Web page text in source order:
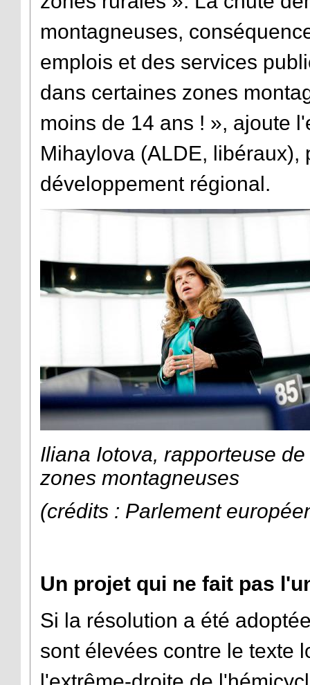
montagneuses,
emplois et des services
dans certaines zones
moins de 14 ans ! », ajoute
Mihaylova (ALDE,
développement régional.
Iliana Iotova, rapporteuse
zones montagneuses
(crédits : Parlement
Un projet qui ne fait pas
Si la résolution a été
sont élevées contre le texte